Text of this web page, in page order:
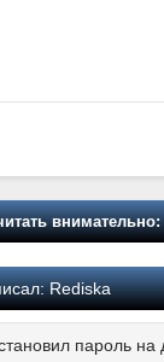
внимательно:
Rediska
пароль на